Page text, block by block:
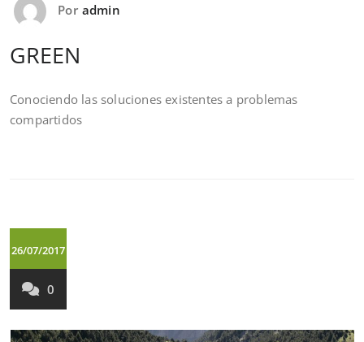
Por admin
GREEN
Conociendo las soluciones existentes a problemas
compartidos
26/07/2017
0